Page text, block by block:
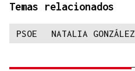
Temas relacionados
PSOE NATALIA GONZÁLEZ